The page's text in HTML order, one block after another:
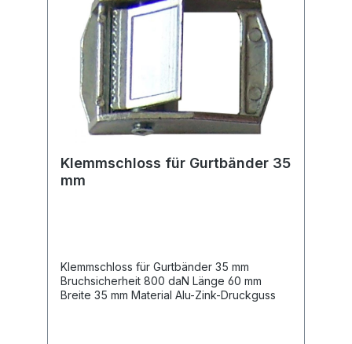
Klemmschloss für Gurtbänder 35
mm
Klemmschloss für Gurtbänder 35 mm
Bruchsicherheit 800 daN Länge 60 mm
Breite 35 mm Material Alu-Zink-Druckguss